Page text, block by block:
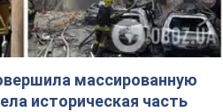
массированную
историческая часть